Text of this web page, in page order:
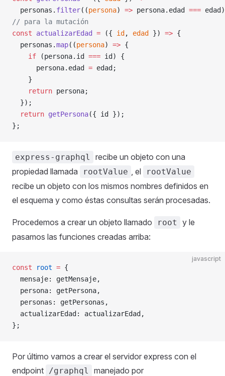
  personas.
filter((persona) => persona.edad ===
// para la mutación
const actualizarEdad = ({ id , edad }) => {
  personas.
map((persona) => {
    if
(persona.id === id) {
      persona.edad
= edad;
    }
    return
persona;
  });
  return
getPersona({ id });
};
express-graphql
recibe un objeto con una
propiedad llamada
rootValue , el rootValue
recibe un objeto con los mismos nombres definidos en
el esquema y como éstas consultas serán procesadas.
Procedemos a crear un objeto llamado root
y le
pasamos las funciones creadas arriba:
javascript
const root = {
  mensaje: getMensaje,
  persona: getPersona,
  personas: getPersonas,
  actualizarEdad: actualizarEdad,
};
Por último vamos a crear el servidor express con el
endpoint /graphql manejado por